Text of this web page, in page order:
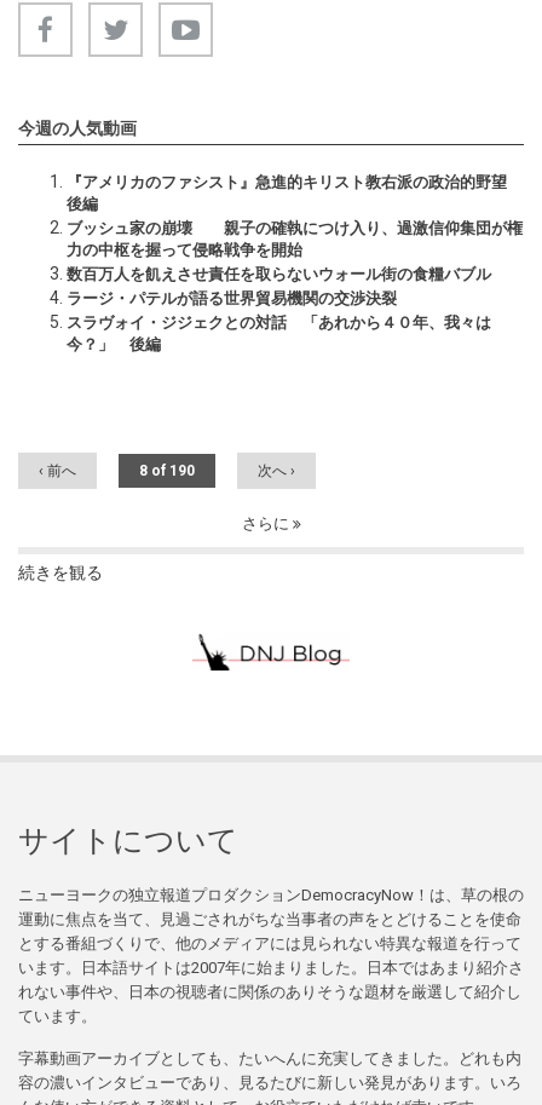
今週の人気動画
『アメリカのファシスト』急進的キリスト教右派の政治的野望
後編
ブッシュ家の崩壊 親子の確執につけ入り、過激信仰集団が権
力の中枢を握って侵略戦争を開始
数百万人を飢えさせ責任を取らないウォール街の食糧バブル
ラージ・パテルが語る世界貿易機関の交渉決裂
スラヴォイ・ジジェクとの対話 「あれから４０年、我々は
今？」 後編
‹ 前へ 8 of 190 次へ ›
さらに
続きを観る
サイトについて
ニューヨークの独立報道プロダクションDemocracyNow！は、草の根の
運動に焦点を当て、見過ごされがちな当事者の声をとどけることを使命
とする番組づくりで、他のメディアには見られない特異な報道を行って
います。日本語サイトは2007年に始まりました。日本ではあまり紹介さ
れない事件や、日本の視聴者に関係のありそうな題材を厳選して紹介し
ています。
字幕動画アーカイブとしても、たいへんに充実してきました。どれも内
容の濃いインタビューであり、見るたびに新しい発見があります。いろ